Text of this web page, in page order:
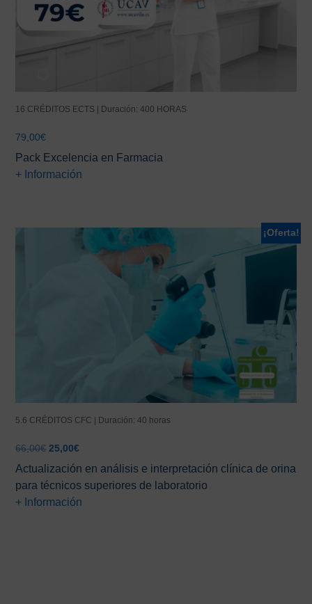
16 CRÉDITOS ECTS | Duración: 400 HORAS
79,00€
Pack Excelencia en Farmacia
+ Información
¡Oferta!
5.6 CRÉDITOS CFC | Duración: 40 horas
66,00€ El
precio
original
era:
66,00€.
25,00€El
actual
es:
25,00€.
Actualización en análisis e interpretación clínica de orina
para técnicos superiores de laboratorio
+ Información